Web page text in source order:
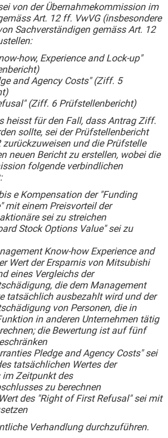
von der Übernahmekommission im
Art. 12 ff. VwVG (insbesondere
Sachverständigen gemäss Art. 12
how, Experience and Lock-up"
and Agency Costs" (Ziff. 5
(Ziff. 6 Prüfstellenbericht)
heisst für den Fall, dass Antrag Ziff.
sollte, sei der Prüfstellenbericht
und die Prüfstelle
neuen Bericht zu erstellen, wobei die
folgende verbindlichen
e Kompensation der "Funding
mit einem Preisvorteil der
sei zu streichen
Stock Options Value" sei zu
Know-how Experience and
Wert der Ersparnis von Mitsubishi
eines Vergleichs der
die dem Management
tatsächlich ausbezahlt wird und der
von Personen, die in
in anderen Unternehmen tätig
die Bewertung ist auf fünf
Pledge and Agency Costs" sei
tatsächlichen Wertes der
im Zeitpunkt des
zu berechnen
des "Right of First Refusal" sei mit
Verhandlung durchzuführen.